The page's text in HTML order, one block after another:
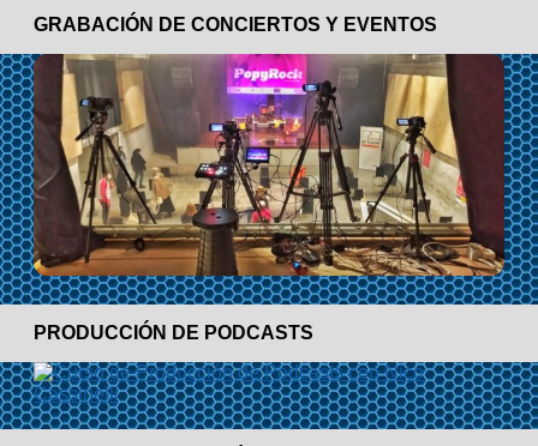
GRABACIÓN DE CONCIERTOS Y EVENTOS
PRODUCCIÓN DE PODCASTS